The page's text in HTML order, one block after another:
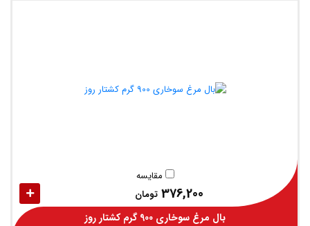
مقایسه
376,200 تومان
بال مرغ سوخاری 900 گرم کشتار روز